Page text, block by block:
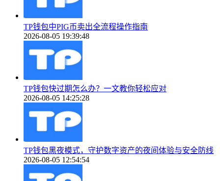
TP钱包中PIG币卖出全流程操作指南
2026-08-05 19:39:48
TP钱包快过期怎么办？一文教你轻松应对
2026-08-05 14:25:28
TP钱包黑夜模式，守护数字资产的夜间体验与安全防线
2026-08-05 12:54:54